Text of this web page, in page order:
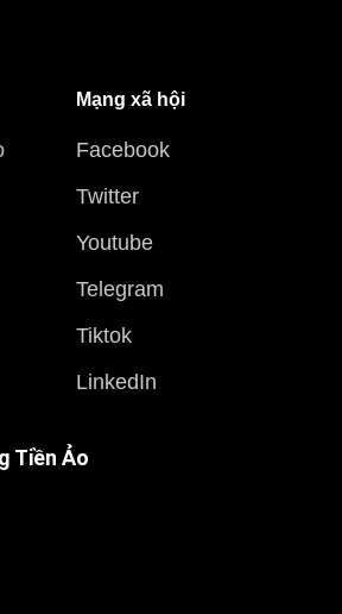
Mạng xã hội
Facebook
Twitter
Youtube
Telegram
Tiktok
LinkedIn
Tiền Ảo